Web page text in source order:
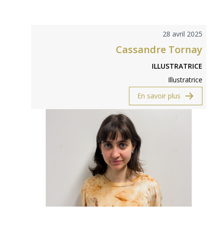
28 avril 2025
Cassandre Tornay
ILLUSTRATRICE
Illustratrice
En savoir plus